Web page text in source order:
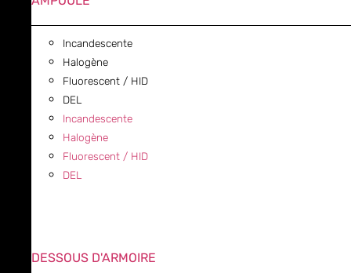
Incandescente
Halogène
Fluorescent / HID
DEL
Incandescente
Halogène
Fluorescent / HID
DEL
DESSOUS D'ARMOIRE